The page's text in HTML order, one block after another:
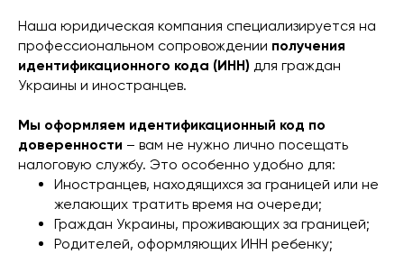
Наша юридическая компания специализируется на
профессиональном сопровождении получения
идентификационного кода (ИНН) для граждан
Украины и иностранцев.
Мы оформляем идентификационный код по
доверенности – вам не нужно лично посещать
налоговую службу. Это особенно удобно для:
Иностранцев, находящихся за границей или не
желающих тратить время на очереди;
Граждан Украины, проживающих за границей;
Родителей, оформляющих ИНН ребенку;